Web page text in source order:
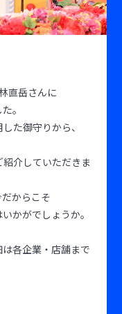
直岳さんに
。
た御守りから、
介していただきま
からこそ
かがでしょうか。
各企業・店舗まで